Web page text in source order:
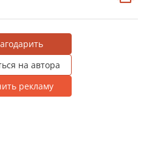
на автора
рекламу